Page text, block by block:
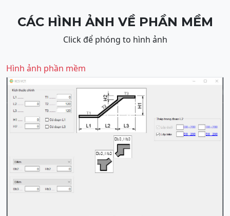
CÁC HÌNH ẢNH VỀ PHẦN MỀM
Click để phóng to hình ảnh
Hình ảnh phần mềm